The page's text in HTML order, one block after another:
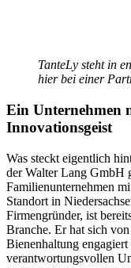
TanteLy steht in
hier bei einer
Ein Unternehmen
Innovationsgeist
Was steckt eigentlich
der Walter Lang GmbH
Familienunternehmen
Standort in
Firmengründer, ist
Branche. Er hat sich
Bienenhaltung
verantwortungsvollen